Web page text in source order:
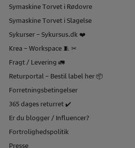
Symaskine Torvet i Rødovre
Symaskine Torvet i Slagelse
Sykurser – Sykursus.dk ❤️
Krea – Workspace 🧵 ✂
Fragt / Levering 🚛
Returportal – Bestil label her 📦
Forretningsbetingelser
365 dages returret ✔️
Er du blogger / Influencer?
Fortrolighedspolitik
Presse